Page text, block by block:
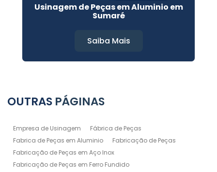
Usinagem de Peças em Aluminio em
Sumaré
Saiba Mais
OUTRAS PÁGINAS
Empresa de Usinagem
Fábrica de Peças
Fabrica de Peças em Aluminio
Fabricação de Peças
Fabricação de Peças em Aço Inox
Fabricação de Peças em Ferro Fundido